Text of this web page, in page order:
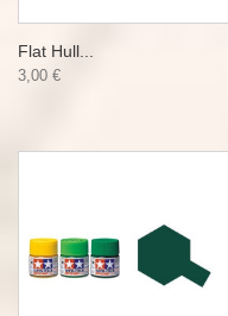
Flat Hull...
3,00 €